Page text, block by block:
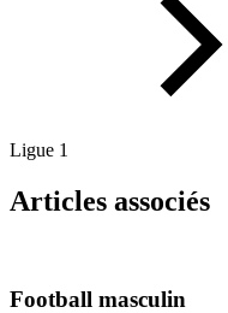
Ligue 1
Articles associés
Football masculin